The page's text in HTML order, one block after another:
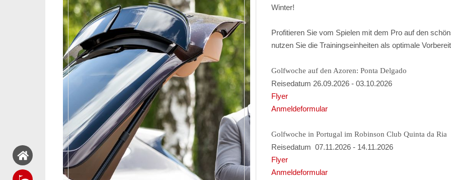
Winter!
Profitieren Sie vom Spielen mit dem Pro auf den
nutzen Sie die Trainingseinheiten als optimale
Golfwoche auf den Azoren: Ponta Delgado
Reisedatum 26.09.2026 - 03.10.2026
Flyer
Anmeldeformular
Golfwoche in Portugal im Robinson Club Quinta da Ria
Reisedatum 07.11.2026 - 14.11.2026
Flyer
Anmeldeformular